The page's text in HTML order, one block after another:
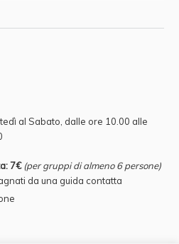
al Sabato, dalle ore 10.00 alle
7€ (per gruppi di almeno 6 persone)
da una guida contatta